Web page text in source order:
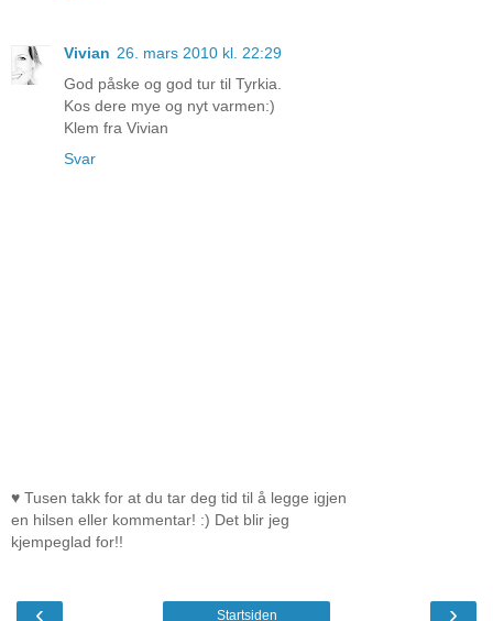
Vivian 26. mars 2010 kl. 22:29
God påske og god tur til Tyrkia.
Kos dere mye og nyt varmen:)
Klem fra Vivian
Svar
♥ Tusen takk for at du tar deg tid til å legge igjen
en hilsen eller kommentar! :) Det blir jeg
kjempeglad for!!
‹ ›
Startsiden